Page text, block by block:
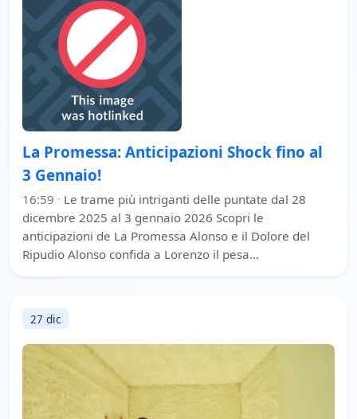
La Promessa: Anticipazioni Shock fino al
3 Gennaio!
16:59 · Le trame più intriganti delle puntate dal 28
dicembre 2025 al 3 gennaio 2026 Scopri le
anticipazioni de La Promessa Alonso e il Dolore del
Ripudio Alonso confida a Lorenzo il pesa…
27 dic